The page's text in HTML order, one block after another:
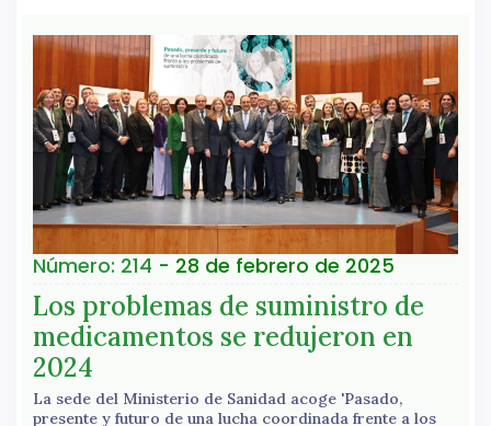
Número: 214 - 28 de febrero de 2025
Los problemas de suministro de
medicamentos se redujeron en
2024
La sede del Ministerio de Sanidad acoge 'Pasado,
presente y futuro de una lucha coordinada frente a los